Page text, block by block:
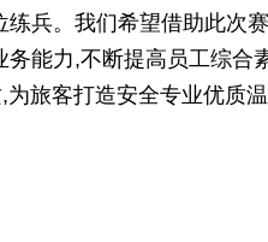
练兵。我们希望借助此次
务能力,不断提高员工综合
,为旅客打造安全专业优质